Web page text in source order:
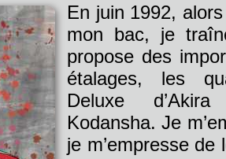
En juin 1992,
mon bac, je
propose des
étalages, les
Deluxe
Kodansha. Je
je m’empresse de